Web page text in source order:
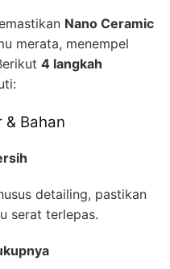
Nano Ceramic
merata, menempel
4 langkah
& Bahan
detailing, pastikan
serat terlepas.